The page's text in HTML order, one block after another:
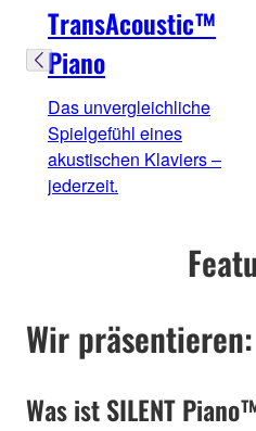
TransAcoustic™
Piano
Das unvergleichliche
Spielgefühl eines
akustischen Klaviers –
jederzeit.
Wir
Was ist SILENT